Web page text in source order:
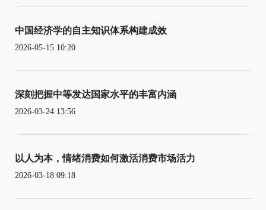
中国经济学的自主知识体系构建成效
2026-05-15 10:20
深刻把握中等发达国家水平的丰富内涵
2026-03-24 13:56
以人为本，情绪消费如何激活消费市场活力
2026-03-18 09:18